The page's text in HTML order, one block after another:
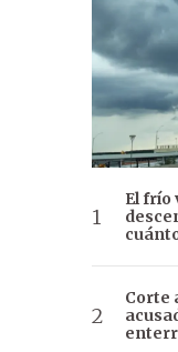
El frío
Corte